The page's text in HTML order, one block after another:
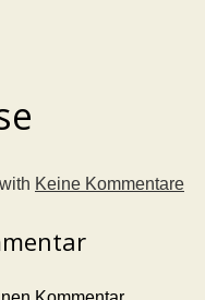
with Keine Kommentare